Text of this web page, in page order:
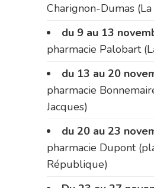
Charignon-Dumas
du 9 au 13
pharmacie Palobart
du 13 au 20
pharmacie
Jacques)
du 20 au 23
pharmacie Dupont
République)